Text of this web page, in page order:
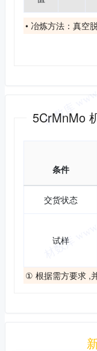
• 冶炼方法：真空
5CrMnMo
条件
交货状态
试样
① 根据需方要求 ,